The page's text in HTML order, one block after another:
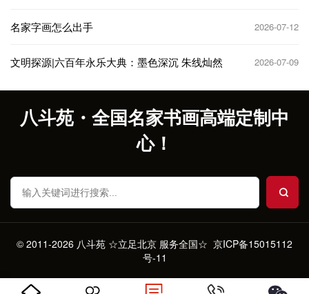
名家字画怎么出手 2026-07-12
文明探源|六百年永乐大典：墨色深沉 朱线灿然 2026-07-09
八斗苑・全国名家书画高端定制中
心！
© 2011-2026 八斗苑 ☆立足北京 服务全国☆ 京ICP备15015112
号-11